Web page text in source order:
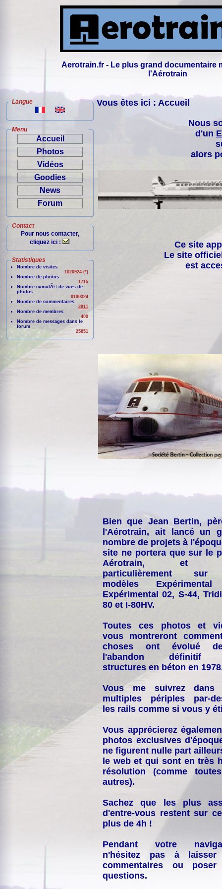
Aerotrain.fr - Le plus grand documentaire
l'Aérotrain
Langue
Menu
Accueil
Photos
Vidéos
Goodies
News
Forum
Contact
Pour nous contacter,
cliquez ici :
Statistiques
Nombre de visites
1020924 (*)
Nombre de photos
1715
Nombre cumulÃ© de vues de
photos
9190324
Nombre de commentaires
2811
Nombre de membres
409
Nombre de messages dans le
forum
25851
Vous êtes ici : Accueil
Nous
d'un
alors
Ce site
Le site
est
Bien que Jean Bertin,
l'Aérotrain, ait lancé un
nombre de projets à
site ne portera que sur le
Aérotrain, et
particulièrement
modèles
Expérimental 02, S-44,
80 et I-80HV.
Toutes ces photos et
vous montreront
choses ont évolué
l'abandon définitif
structures en béton en
Vous me suivrez dans
multiples périples par-
les rails comme si vous y
Vous apprécierez
photos exclusives
ne figurent nulle part
le web et qui sont en très
résolution (comme
autres).
Sachez que les plus
d'entre-vous restent sur
plus de 4h !
Pendant votre
n'hésitez pas à laisser
commentaires ou
questions.